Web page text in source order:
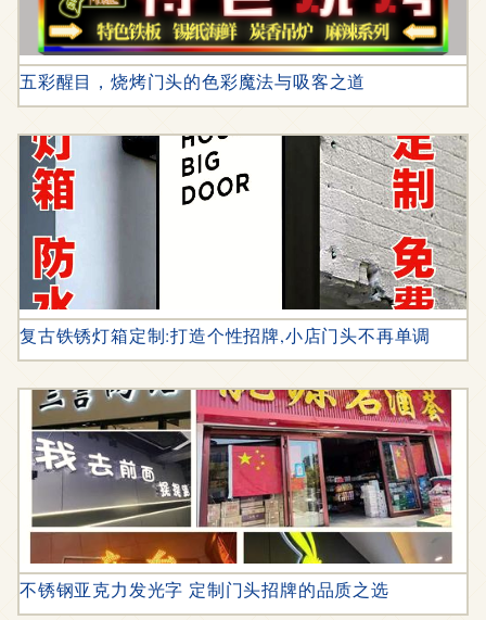
五彩醒目，烧烤门头的色彩魔法与吸客之道
复古铁锈灯箱定制:打造个性招牌,小店门头不再单调
不锈钢亚克力发光字 定制门头招牌的品质之选